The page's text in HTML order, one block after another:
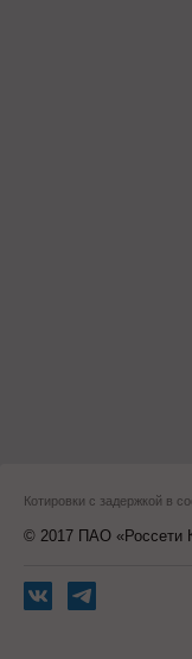
Котировки с задержкой в
© 2017 ПАО «Россети